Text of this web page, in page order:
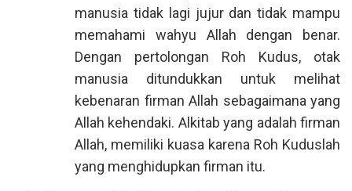
manusia tidak lagi jujur dan tidak mampu
memahami wahyu Allah dengan benar.
Dengan pertolongan Roh Kudus, otak
manusia ditundukkan untuk melihat
kebenaran firman Allah sebagaimana yang
Allah kehendaki. Alkitab yang adalah firman
Allah, memiliki kuasa karena Roh Kuduslah
yang menghidupkan firman itu.